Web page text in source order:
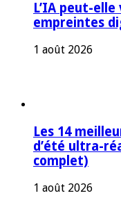
L’IA peut-
empreintes
1 août 2026
Les 14
d’été ultra-
complet)
1 août 2026